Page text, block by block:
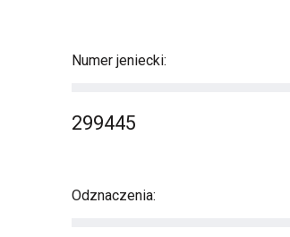
Numer jeniecki:
299445
Odznaczenia: